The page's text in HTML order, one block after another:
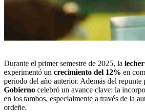
Durante el primer semestre de 2025, la
experimentó un crecimiento del 12% en
período del año anterior. Además del repunte
Gobierno celebró un avance clave: la
en los tambos, especialmente a través de la
ordeñe.